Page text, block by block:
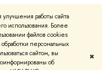
работы сайта
использования. Более
файлов cookies
персональных
сайтом, вы
об
✖
Условия
конфиденциальности